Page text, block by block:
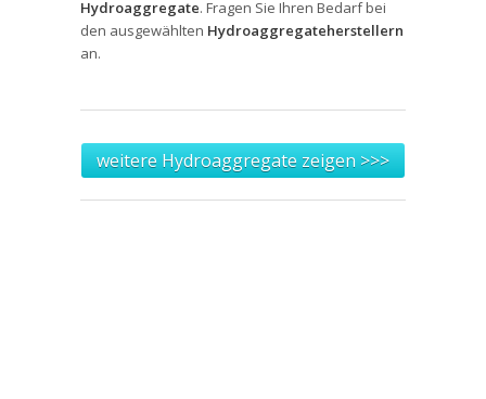
Hydroaggregate. Fragen Sie Ihren Bedarf bei
den ausgewählten Hydroaggregateherstellern
an.
weitere Hydroaggregate zeigen >>>